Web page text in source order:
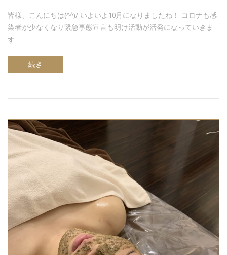
皆様、こんにちは(^^)/ いよいよ10月になりましたね！ コロナも感
染者が少なくなり緊急事態宣言も明け活動が活発になっていきま
す…
続き